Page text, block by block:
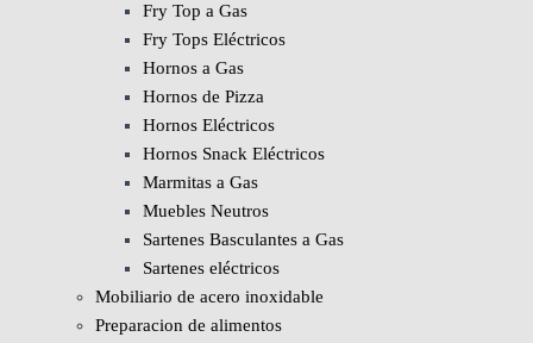
Fry Top a Gas
Fry Tops Eléctricos
Hornos a Gas
Hornos de Pizza
Hornos Eléctricos
Hornos Snack Eléctricos
Marmitas a Gas
Muebles Neutros
Sartenes Basculantes a Gas
Sartenes eléctricos
Mobiliario de acero inoxidable
Preparacion de alimentos